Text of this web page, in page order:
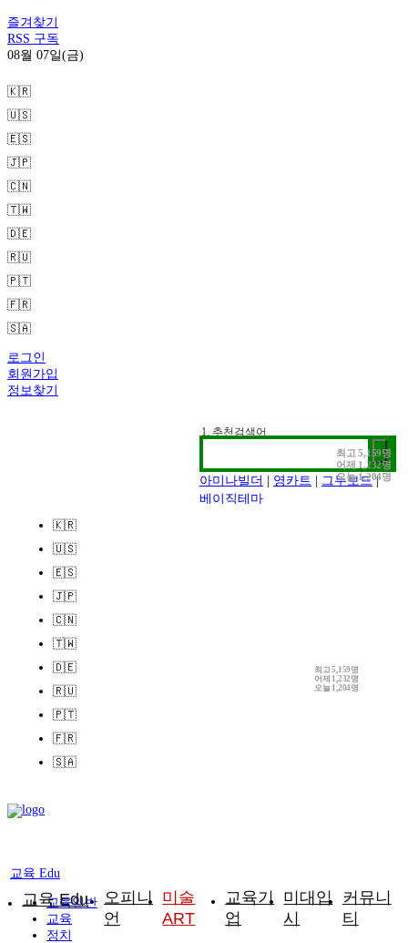
즐겨찾기
RSS 구독
08월 07일(금)
🇰🇷
🇺🇸
🇪🇸
🇯🇵
🇨🇳
🇹🇼
🇩🇪
🇷🇺
🇵🇹
🇫🇷
🇸🇦
로그인
회원가입
정보찾기
최고5,159명
어제 1,232명
오늘1,204명
1. 추천검색어
3. 작가인터뷰
아미나빌더 영카트 그누보드 |
베이직테마
🇰🇷
🇺🇸
🇪🇸
🇯🇵
🇨🇳
🇹🇼
🇩🇪
🇷🇺
🇵🇹
🇫🇷
🇸🇦
최고5,159명
어제 1,232명
오늘 1,204명
교육 Edu
오피니
언
미술
ART
교육기
업
미대입
시
커뮤니
티
교육 Edu
교육일반
교육
정치